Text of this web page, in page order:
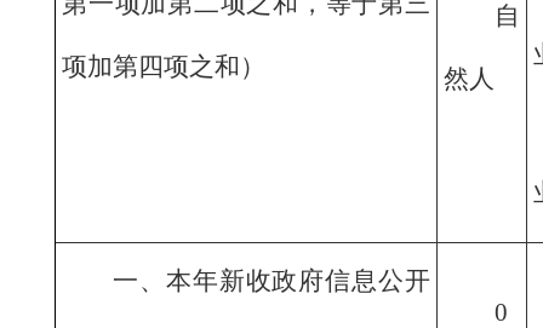
项加第四项之和）
自
然人
一、本年新收政府信息公开
0